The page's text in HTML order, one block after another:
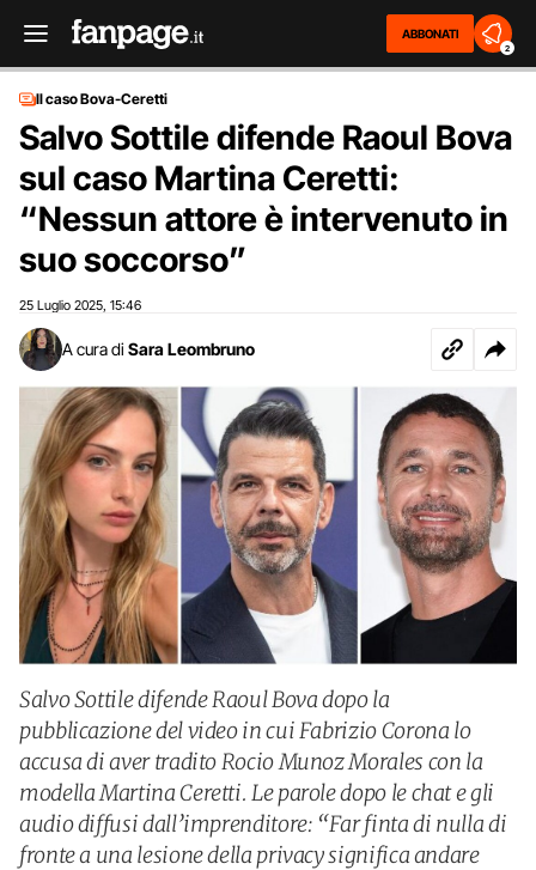
ABBONATI
2
Il caso Bova-Ceretti
Salvo Sottile difende Raoul Bova
sul caso Martina Ceretti:
“Nessun attore è intervenuto in
suo soccorso”
25 Luglio 2025 15:46
A cura di Sara Leombruno
Salvo Sottile difende Raoul Bova dopo la
pubblicazione del video in cui Fabrizio Corona lo
accusa di aver tradito Rocio Munoz Morales con la
modella Martina Ceretti. Le parole dopo le chat e gli
audio diffusi dall’imprenditore: “Far finta di nulla di
fronte a una lesione della privacy significa andare